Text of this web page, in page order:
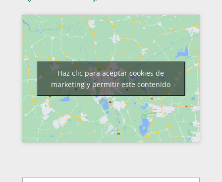
Haz clic para aceptar cookies de
marketing y permitir este contenido